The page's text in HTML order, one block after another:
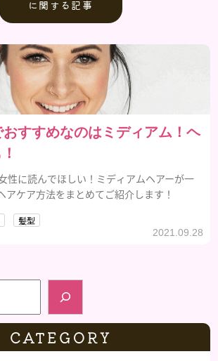
に関する記事
すすめなのはミディアム！ヘ
性に読んでほしい！ミディアムヘアーが一
アケア方法をまとめてご紹介します！
髪型
2021.09.28
CATEGORY